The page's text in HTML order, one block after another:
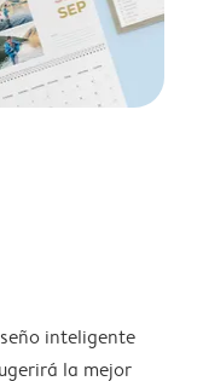
inteligente
la mejor